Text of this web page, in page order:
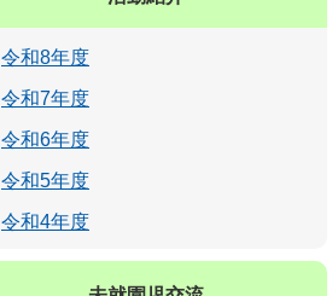
令和8年度
令和7年度
令和6年度
令和5年度
令和4年度